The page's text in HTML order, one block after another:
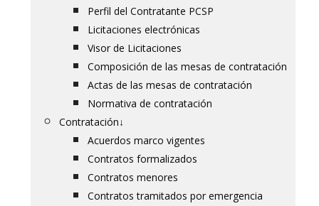
Perfil del Contratante PCSP
Licitaciones electrónicas
Visor de Licitaciones
Composición de las mesas de contratación
Actas de las mesas de contratación
Normativa de contratación
Contratación↓
Acuerdos marco vigentes
Contratos formalizados
Contratos menores
Contratos tramitados por emergencia